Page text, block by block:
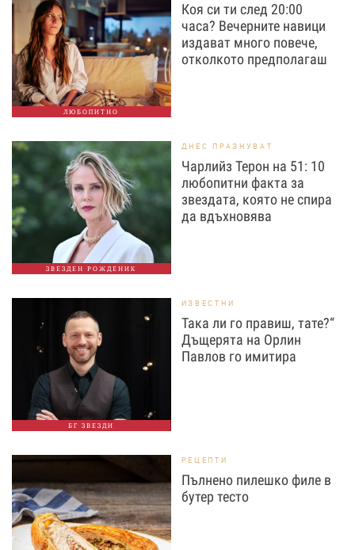
ЛЮБОПИТНО
Коя си ти след 20:00
часа? Вечерните навици
издават много повече,
отколкото предполагаш
ЗВЕЗДЕН РОЖДЕНИК
ДНЕС ПРАЗНУВАТ
Чарлийз Терон на 51: 10
любопитни факта за
звездата, която не спира
да вдъхновява
БГ ЗВЕЗДИ
ИЗВЕСТНИ
Така ли го правиш, тате?“
Дъщерята на Орлин
Павлов го имитира
РЕЦЕПТИ
Пълнено пилешко филе в
бутер тесто